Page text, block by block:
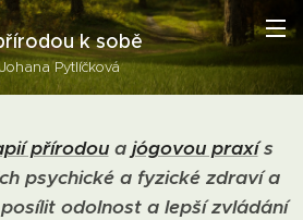
k sobě
Pytlíčková
přírodoua jógovou praxís
psychické a fyzické zdraví a
odolnost a lepší zvládání